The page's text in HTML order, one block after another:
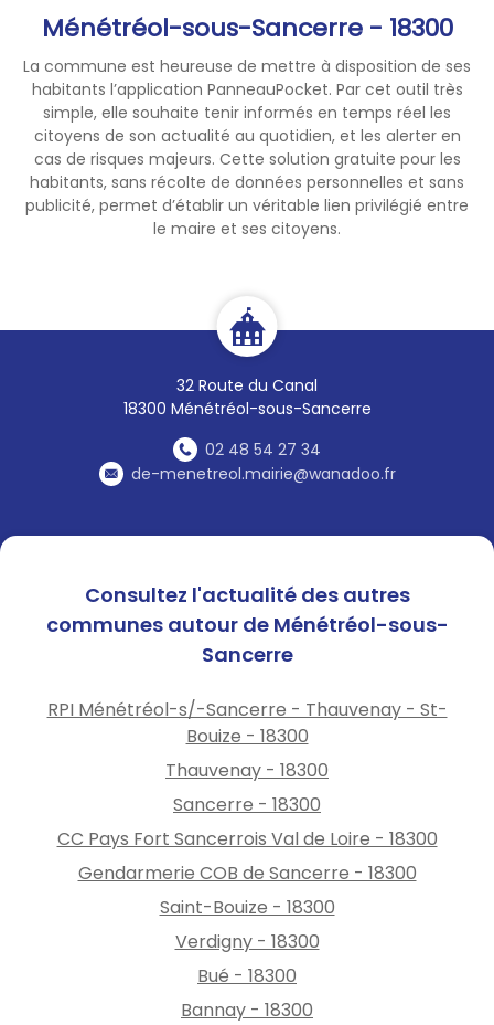
Ménétréol-sous-Sancerre - 18300
La commune est heureuse de mettre à disposition de ses
habitants l’application PanneauPocket. Par cet outil très
simple, elle souhaite tenir informés en temps réel les
citoyens de son actualité au quotidien, et les alerter en
cas de risques majeurs. Cette solution gratuite pour les
habitants, sans récolte de données personnelles et sans
publicité, permet d’établir un véritable lien privilégié entre
le maire et ses citoyens.
32 Route du Canal
18300 Ménétréol-sous-Sancerre
02 48 54 27 34
de-menetreol.mairie@wanadoo.fr
Consultez l'actualité des autres
communes autour de Ménétréol-sous-
Sancerre
RPI Ménétréol-s/-Sancerre - Thauvenay - St-
Bouize - 18300
Thauvenay - 18300
Sancerre - 18300
CC Pays Fort Sancerrois Val de Loire - 18300
Gendarmerie COB de Sancerre - 18300
Saint-Bouize - 18300
Verdigny - 18300
Bué - 18300
Bannay - 18300